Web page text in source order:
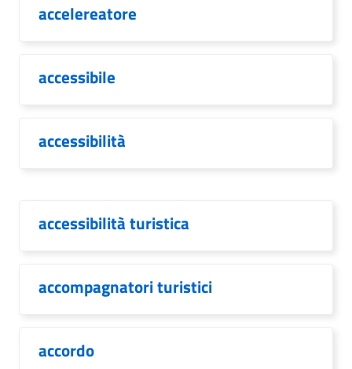
accelereatore
accessibile
accessibilità
accessibilità turistica
accompagnatori turistici
accordo